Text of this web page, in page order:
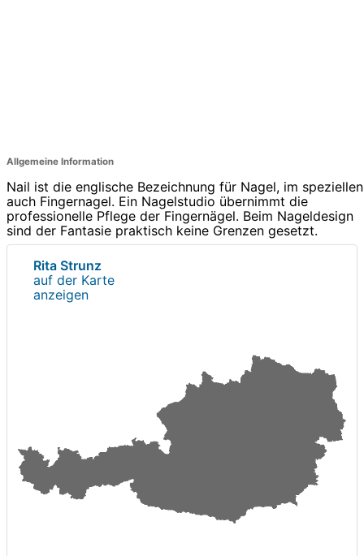
Allgemeine Information
Nail ist die englische Bezeichnung für Nagel, im speziellen
auch Fingernagel. Ein Nagelstudio übernimmt die
professionelle Pflege der Fingernägel. Beim Nageldesign
sind der Fantasie praktisch keine Grenzen gesetzt.
Rita Strunz
auf der Karte
anzeigen